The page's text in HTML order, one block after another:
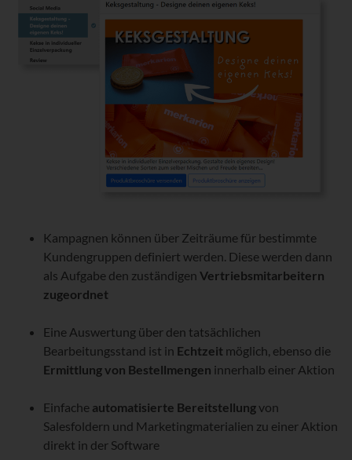
Kampagnen können über Zeiträume für bestimmte
Kundengruppen definiert werden. Diese werden dann
als Aufgabe den zuständigen Vertriebsmitarbeitern
zugeordnet
Eine Auswertung über den tatsächlichen
Bearbeitungsstand ist in Echtzeit möglich, ebenso die
Ermittlung von Bestellmengen innerhalb einer Aktion
Einfache automatisierte Bereitstellungvon
Salesfoldern und Marketingmaterialien zu einer Aktion
direkt in der Software